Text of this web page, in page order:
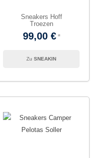
Sneakers Hoff
Troezen
99,00 €
SNEAKIN